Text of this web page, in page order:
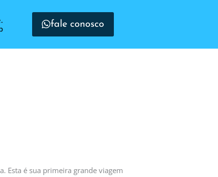
fale conosco
Esta é sua primeira grande viagem